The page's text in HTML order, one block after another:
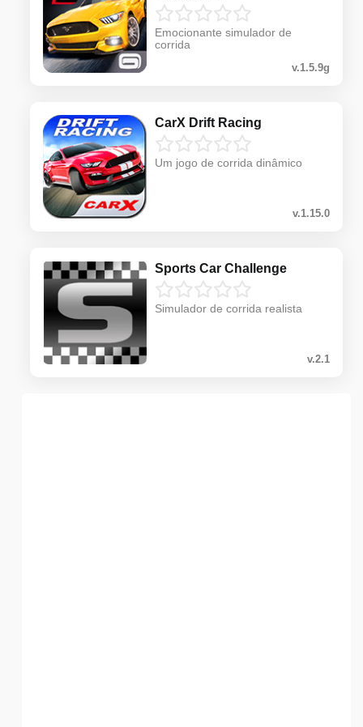
Emocionante simulador de
corrida
v.1.5.9g
CarX Drift Racing
Um jogo de corrida dinâmico
v.1.15.0
Sports Car Challenge
Simulador de corrida realista
v.2.1